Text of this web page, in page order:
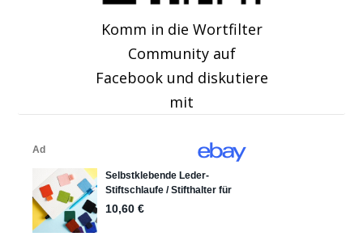
Komm in die Wortfilter
Community auf
Facebook und diskutiere
mit